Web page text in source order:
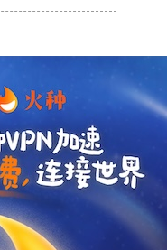
支持 [0] 反对[0]